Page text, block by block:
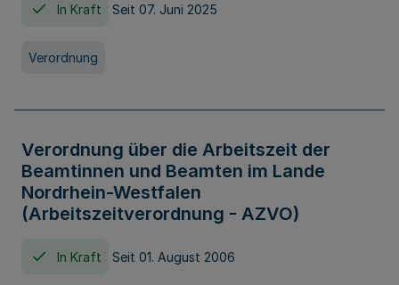
In Kraft Seit 07. Juni 2025
Verordnung
Verordnung über die Arbeitszeit der
Beamtinnen und Beamten im Lande
Nordrhein-Westfalen
(Arbeitszeitverordnung - AZVO)
In Kraft Seit 01. August 2006